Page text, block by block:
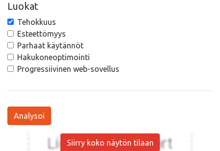
Luokat
Tehokkuus
Esteettömyys
Parhaat käytännöt
Hakukoneoptimointi
Progressiivinen web-sovellus
Analysoi
Siirry koko näytön tilaan